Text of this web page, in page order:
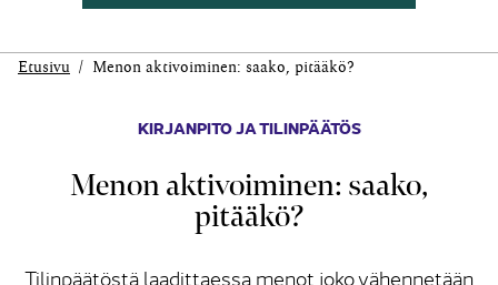
Etusivu Menon aktivoiminen: saako, pitääkö?
KIRJANPITO JA TILINPÄÄTÖS
Menon aktivoiminen: saako,
pitääkö?
Tilinpäätöstä laadittaessa menot joko vähennetään